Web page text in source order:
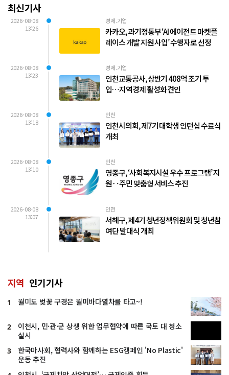
최신기사
2026-08-08
13:26
경제.기업
카카오, 과기정통부 ‘AI 에이전트 마켓플
레이스 개발 지원 사업’ 수행자로 선정
2026-08-08
13:23
경제.기업
인천교통공사, 상반기 408억 조기 투
입…지역경제 활성화 견인
2026-08-08
13:18
인천
인천시의회, 제7기 대학생 인턴십 수료식
개최
2026-08-08
13:10
인천
영종구, ‘사회복지시설 우수 프로그램’ 지
원‥주민 맞춤형 서비스 추진
2026-08-08
13:07
인천
서해구, 제4기 청년정책위원회 및 청년참
여단 발대식 개최
지역 인기기사
1 월미도 벚꽃 구경은 월미바다열차를 타고~!
2
이천시, 민·관·군 상생 위한 업무협약에 따른 국토 대 청소
실시
3
한국마사회, 협력사와 함께하는 ESG캠페인 'No Plastic'
운동 추진